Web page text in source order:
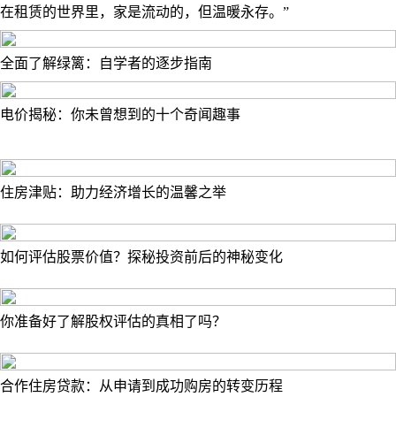
在租赁的世界里，家是流动的，但温暖永存。”
全面了解绿篱：自学者的逐步指南
电价揭秘：你未曾想到的十个奇闻趣事
住房津贴：助力经济增长的温馨之举
如何评估股票价值？探秘投资前后的神秘变化
你准备好了解股权评估的真相了吗？
合作住房贷款：从申请到成功购房的转变历程